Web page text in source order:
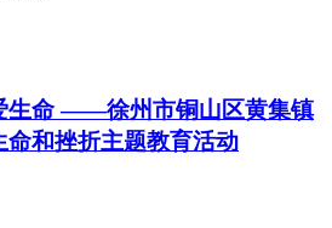
生命 ——徐州市铜山区黄集镇
命和挫折主题教育活动